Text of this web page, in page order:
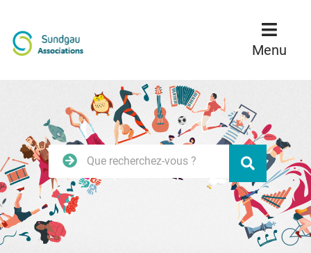
Menu
Rechercher
sur
le
site
Valider